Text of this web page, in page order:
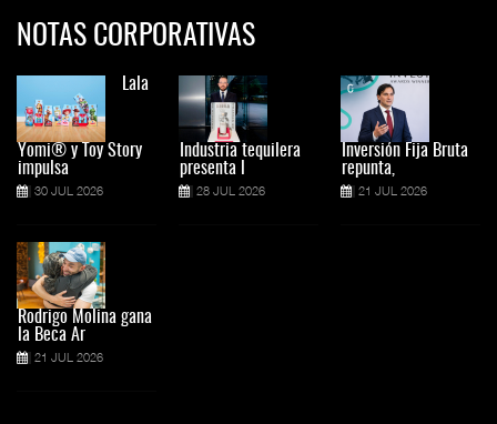
NOTAS CORPORATIVAS
Lala
Yomi® y Toy Story
impulsa
30 JUL 2026
Rodrigo Molina gana
la Beca Ar
21 JUL 2026
Industria tequilera
presenta l
28 JUL 2026
Inversión Fija Bruta
repunta,
21 JUL 2026